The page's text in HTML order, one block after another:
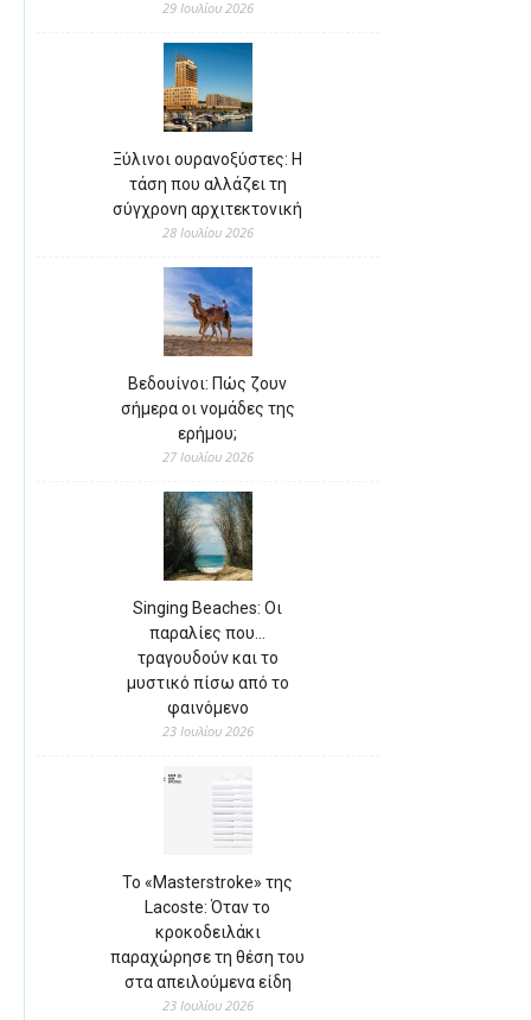
29 Ιουλίου 2026
Ξύλινοι ουρανοξύστες: Η
τάση που αλλάζει τη
σύγχρονη αρχιτεκτονική
28 Ιουλίου 2026
Βεδουίνοι: Πώς ζουν
σήμερα οι νομάδες της
ερήμου;
27 Ιουλίου 2026
Singing Beaches: Οι
παραλίες που…
τραγουδούν και το
μυστικό πίσω από το
φαινόμενο
23 Ιουλίου 2026
Το «Masterstroke» της
Lacoste: Όταν το
κροκοδειλάκι
παραχώρησε τη θέση του
στα απειλούμενα είδη
23 Ιουλίου 2026